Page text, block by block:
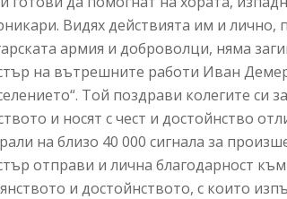
Видях действията им и лично,
армия и доброволци, няма
на вътрешните работи Иван
Той поздрави колегите си
и носят с чест и достойнство
на близо 40 000 сигнала за
отправи и лична благодарност
и достойнството, с които